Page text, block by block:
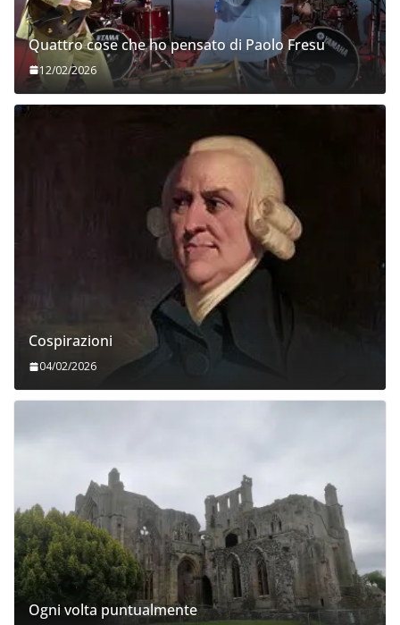
Quattro cose che ho pensato di Paolo Fresu
12/02/2026
Cospirazioni
04/02/2026
Ogni volta puntualmente